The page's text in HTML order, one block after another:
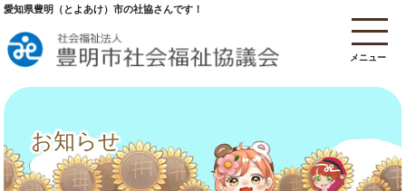
メニュー
愛知県豊明（とよあけ）市の社協さんです！
お知らせ